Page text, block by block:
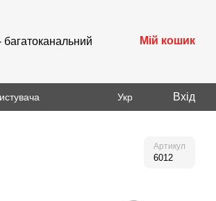
Мій кошик
Укр Вхід
Артикул
6012